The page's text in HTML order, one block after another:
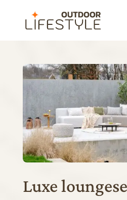
Luxe